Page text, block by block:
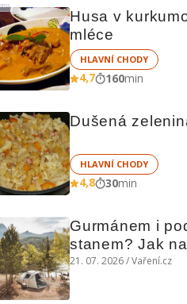
Husa v
mléce
HLAVNÍ CHODY
4,7 160min
Dušená
HLAVNÍ CHODY
4,8 30min
Gurmánem i
stanem? Jak na
polní kuchyni a
21. 07. 2026 / Vaření.cz